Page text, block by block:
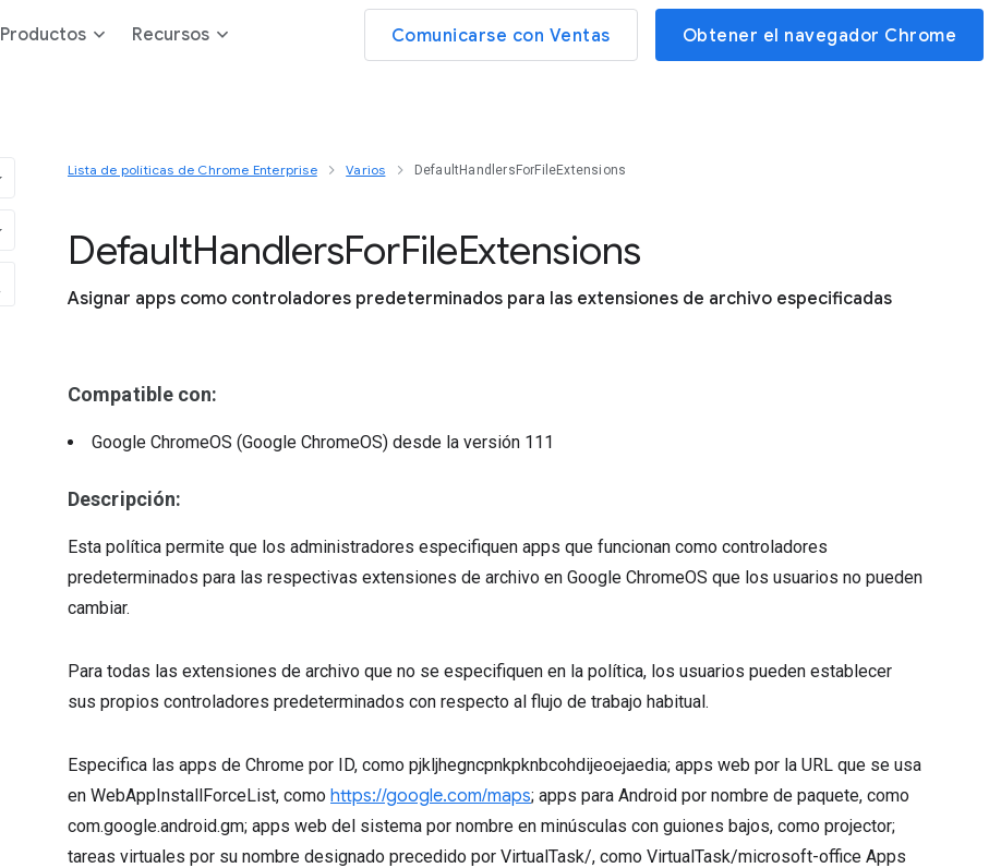
Productos Recursos Comunicarse con Ventas Obtener el navegador Chrome
Lista de políticas de Chrome Enterprise Varios DefaultHandlersForFileExtensions
DefaultHandlersForFileExtensions
Asignar apps como controladores predeterminados para las extensiones de archivo especificadas
Compatible con:
Google ChromeOS (Google ChromeOS) desde la versión 111
Descripción:
Esta política permite que los administradores especifiquen apps que funcionan como controladores
predeterminados para las respectivas extensiones de archivo en Google ChromeOS que los usuarios no pueden
cambiar.
Para todas las extensiones de archivo que no se especifiquen en la política, los usuarios pueden establecer
sus propios controladores predeterminados con respecto al flujo de trabajo habitual.
Especifica las apps de Chrome por ID, como pjkljhegncpnkpknbcohdijeoejaedia; apps web por la URL que se usa
en WebAppInstallForceList, como https://google.com/maps; apps para Android por nombre de paquete, como
com.google.android.gm; apps web del sistema por nombre en minúsculas con guiones bajos, como projector;
tareas virtuales por su nombre designado precedido por VirtualTask/, como VirtualTask/microsoft-office Apps